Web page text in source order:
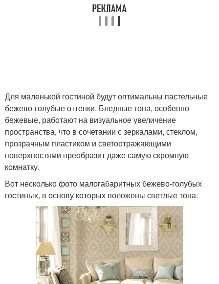
Для маленькой гостиной будут оптимальны пастельные
бежево-голубые оттенки. Бледные тона, особенно
бежевые, работают на визуальное увеличение
пространства, что в сочетании с зеркалами, стеклом,
прозрачным пластиком и светоотражающими
поверхностями преобразит даже самую скромную
комнатку.
Вот несколько фото малогабаритных бежево-голубых
гостиных, в основу которых положены светлые тона.